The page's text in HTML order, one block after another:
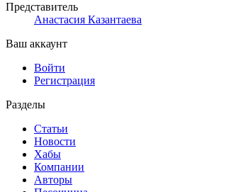
Представитель
Анастасия Казантаева
Ваш аккаунт
Войти
Регистрация
Разделы
Статьи
Новости
Хабы
Компании
Авторы